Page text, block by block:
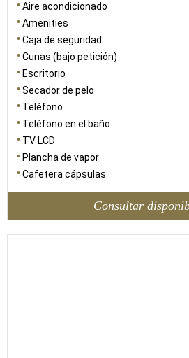
Aire acondicionado
Amenities
Caja de seguridad
Cunas (bajo petición)
Escritorio
Secador de pelo
Teléfono
Teléfono en el baño
TV LCD
Plancha de vapor
Cafetera cápsulas
Consultar